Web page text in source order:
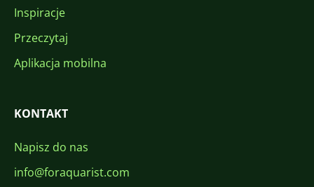
Inspiracje
Przeczytaj
Aplikacja mobilna
KONTAKT
Napisz do nas
info@foraquarist.com